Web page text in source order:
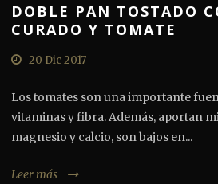
DOBLE PAN TOSTADO
CURADO Y TOMATE
20 Dic 2017
Los tomates son una importante
vitaminas y fibra. Además, aportan
magnesio y calcio, son bajos en...
Leer más